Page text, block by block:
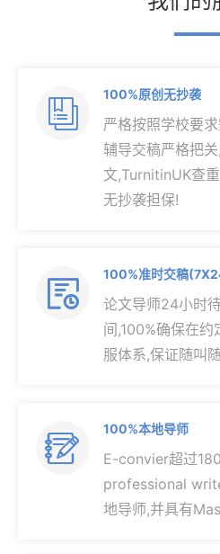

100%原创无抄袭
严格按照学校要
辅导交稿严格把
文,TurnitinUK查
无抄袭担保!

100%准时交稿
论文导师24小时
间,100%确保在
服体系,保证随叫

100%本地导师
E-convier超过
professional
地导师,并具有